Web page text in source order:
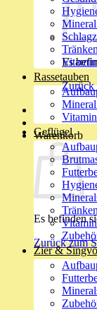
Es
Zurück
Warenkorb
Es befinden
Zurück zum
Tränken
Rassetauben
Geflügel
Tränken
Zier &